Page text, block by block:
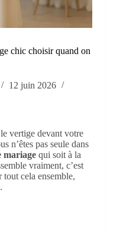
chic choisir quand on
12 juin 2026
vertige devant votre
n’êtes pas seule dans
mariage qui soit à la
vraiment, c’est
cela ensemble,